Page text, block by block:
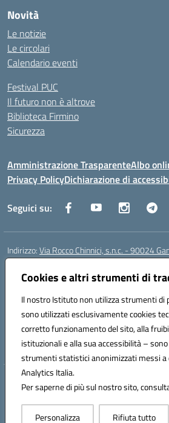
Cookies e altri strumenti di
Il nostro Istituto non utilizza strumenti di
sono utilizzati esclusivamente cookies
corretto funzionamento del sito, alla
istituzionali e alla sua accessibilità –
strumenti statistici anonimizzati messi a
Analytics Italia.
Per saperne di più sul nostro sito,
Personalizza Rifiuta tutto
Novità
Le notizie
Le circolari
Calendario eventi
Festival PUC
Il futuro non è altrove
Biblioteca Firmino
Sicurezza
Amministrazione TrasparenteAlbo
Privacy PolicyDichiarazione di
Seguici su:
Indirizzo:Via Rocco Chinnici, s.n.c. - 90024
Centralino:
Posta elettronica certificata (PEC):
Codice fiscale: 95005290820
Codice meccanografico:pais01700b
Codice Indice delle Pubbliche
Codice unico di fatturazione (CUF): UFM1W3
Hosting & Powered by 3D
Concept & Design by